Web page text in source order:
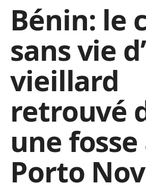
Bénin: le
sans vie
vieillard
retrouvé
une fosse
Porto